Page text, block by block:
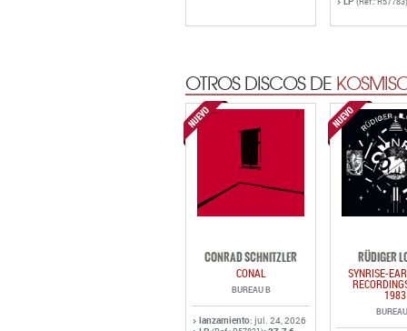
CONRAD SCHNITZLER
lanzamiento: jul. 24, 2026
LP(Ref.: R57821): 27.7 €
(Ref.: R57822):
RÜDIGER
SYNRISE-
lanzamiento:
2026
(Ref.:
(Ref.: R57758)